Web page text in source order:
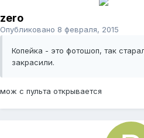
zero
Опубликовано 8 февраля, 2015
Копейка - это фотошоп, так
закрасили.
мож с пульта открывается